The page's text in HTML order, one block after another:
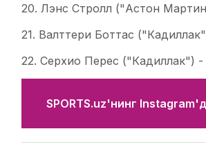
20. Лэнс Стролл ("Астон
21. Валттери Боттас
22. Серхио Перес ("Кадиллак") -
SPORTS.uz'нинг